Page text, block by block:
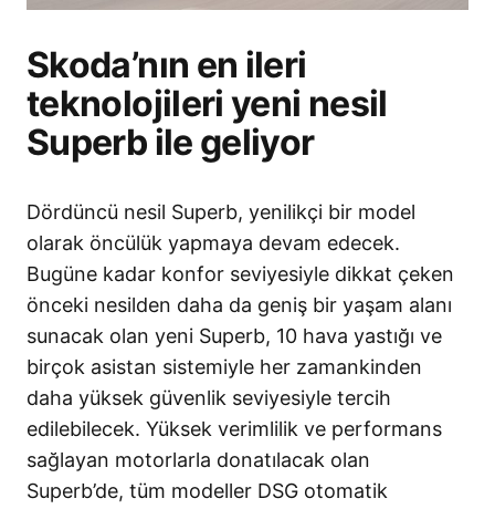
Skoda’nın en ileri
teknolojileri yeni nesil
Superb ile geliyor
Dördüncü nesil Superb, yenilikçi bir model
olarak öncülük yapmaya devam edecek.
Bugüne kadar konfor seviyesiyle dikkat çeken
önceki nesilden daha da geniş bir yaşam alanı
sunacak olan yeni Superb, 10 hava yastığı ve
birçok asistan sistemiyle her zamankinden
daha yüksek güvenlik seviyesiyle tercih
edilebilecek. Yüksek verimlilik ve performans
sağlayan motorlarla donatılacak olan
Superb’de, tüm modeller DSG otomatik